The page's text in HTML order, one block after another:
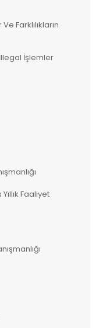
Farklılıkların
İşlemler
Faaliyet